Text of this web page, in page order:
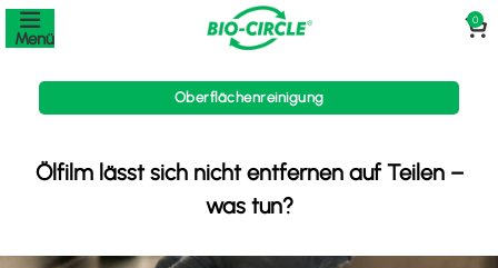
Menü
0
Oberflächenreinigung
Ölfilm lässt sich nicht entfernen auf Teilen –
was tun?